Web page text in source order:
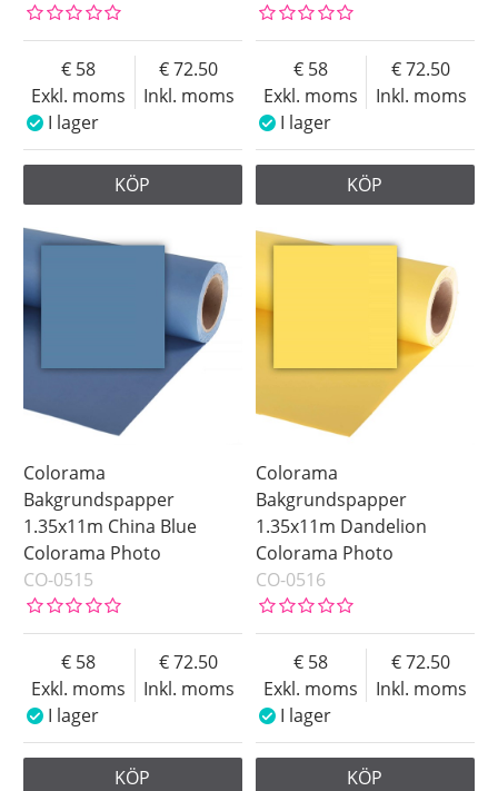
Exkl. moms
58
Inkl. moms
72.50
I lager
KÖP
Exkl. moms
58
Inkl. moms
72.50
I lager
KÖP
Colorama
Bakgrundspapper
1.35x11m China Blue
Colorama Photo
CO-0515
Exkl. moms
58
Inkl. moms
72.50
I lager
KÖP
Colorama
Bakgrundspapper
1.35x11m Dandelion
Colorama Photo
CO-0516
Exkl. moms
58
Inkl. moms
72.50
I lager
KÖP